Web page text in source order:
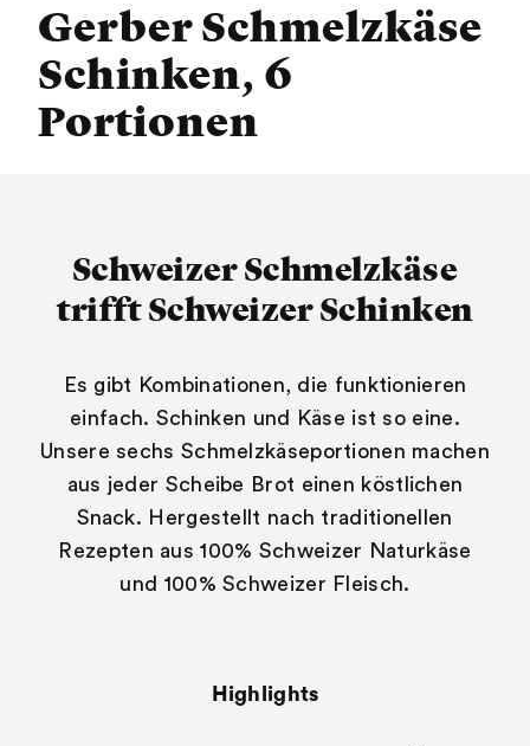
Gerber Schmelzkäse
Schinken, 6
Portionen
Schweizer Schmelzkäse
trifft Schweizer Schinken
Es gibt Kombinationen, die funktionieren
einfach. Schinken und Käse ist so eine.
Unsere sechs Schmelzkäseportionen machen
aus jeder Scheibe Brot einen köstlichen
Snack. Hergestellt nach traditionellen
Rezepten aus 100% Schweizer Naturkäse
und 100% Schweizer Fleisch.
Highlights